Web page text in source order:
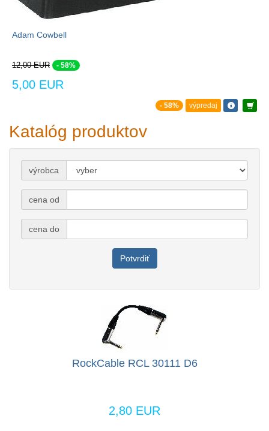
Adam Cowbell
12,00 EUR - 58%
5,00 EUR
- 58% výpredaj
Katalóg produktov
výrobca
cena od
cena do
Potvrdiť
RockCable RCL 30111 D6
2,80 EUR